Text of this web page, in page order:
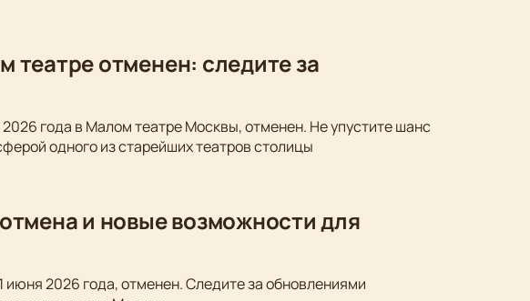
отменен: следите за
года в Малом театре Москвы, отменен. Не упустите шанс
одного из старейших театров столицы
и новые возможности для
2026 года, отменен. Следите за обновлениями